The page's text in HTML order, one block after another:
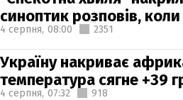
синоптик розповів,
4 серпня, 08:00 2351
Україну накриває
температура сягне +39
4 серпня, 07:32 918